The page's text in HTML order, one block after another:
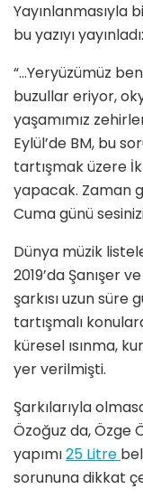
Yayınlanmasıyla
bu yazıyı yayınladı:
“…Yeryüzümüz
buzullar eriyor,
yaşamımız
Eylül’de BM, bu
tartışmak üzere
yapacak. Zaman
Cuma günü
Dünya müzik
2019’da Şanışer
şarkısı uzun süre
tartışmalı
küresel ısınma,
yer verilmişti.
Şarkılarıyla
Özoğuz da, Özge
yapımı25 Litre
sorununa dikkat